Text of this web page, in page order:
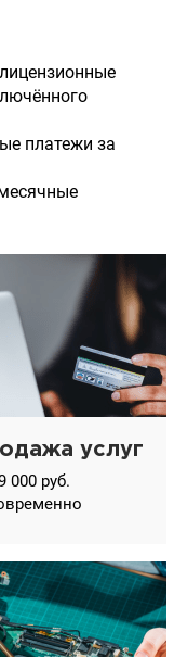
платежи за
услуг
000 руб.